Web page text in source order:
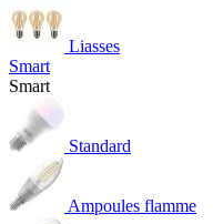
Liasses
Smart
Smart
Standard
Ampoules flamme